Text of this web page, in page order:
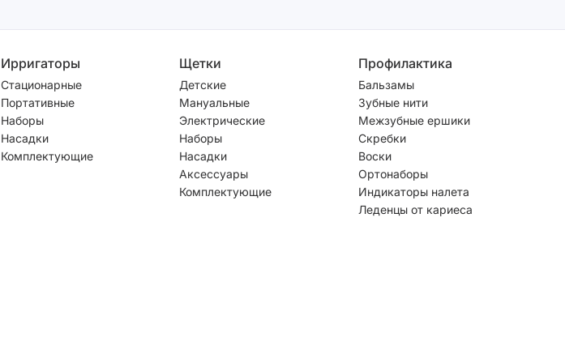
Ирригаторы
Стационарные
Портативные
Наборы
Насадки
Комплектующие
Щетки
Детские
Мануальные
Электрические
Наборы
Насадки
Аксессуары
Комплектующие
Профилактика
Бальзамы
Зубные нити
Межзубные ершики
Скребки
Воски
Ортонаборы
Индикаторы налета
Леденцы от кариеса